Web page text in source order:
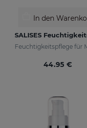
In den
44.95 €